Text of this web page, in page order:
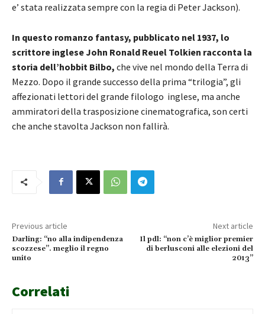
e’ stata realizzata sempre con la regia di Peter Jackson).
In questo romanzo fantasy, pubblicato nel 1937, lo
scrittore inglese John Ronald Reuel Tolkien racconta la
storia dell’hobbit Bilbo, che vive nel mondo della Terra di
Mezzo. Dopo il grande successo della prima “trilogia”, gli
affezionati lettori del grande filologo inglese, ma anche
ammiratori della trasposizione cinematografica, son certi
che anche stavolta Jackson non fallirà.
Previous article
Darling: “no alla indipendenza
scozzese”. meglio il regno
unito
Next article
Il pdl: “non c’è miglior premier
di berlusconi alle elezioni del
2013”
Correlati